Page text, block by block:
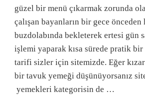
güzel bir menü çıkarmak zorunda
çalışan bayanların bir gece önceden
buzdolabında bekleterek ertesi gün
işlemi yaparak kısa sürede pratik
tarifi sizler için sitemizde. Eğer
bir tavuk yemeği düşünüyorsanız
yemekleri kategorisin de …